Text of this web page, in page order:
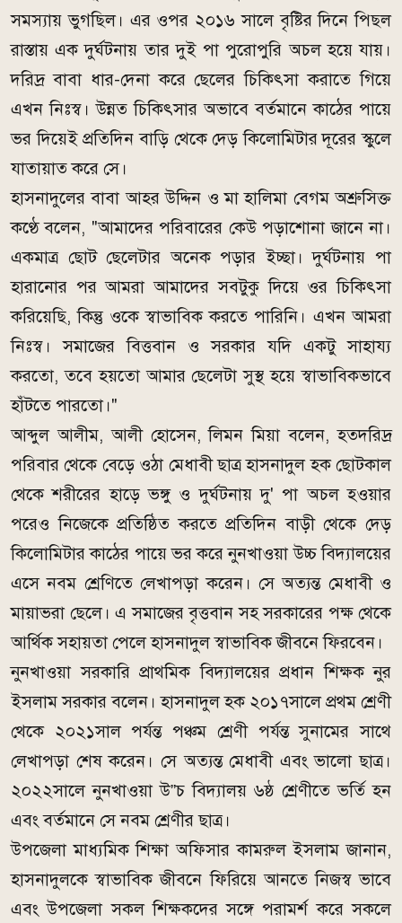
সমস্যায় ভুগছিল। এর ওপর ২০১৬ সালে বৃষ্টির দিনে পিছল
রাস্তায় এক দুর্ঘটনায় তার দুই পা পুরোপুরি অচল হয়ে যায়।
দরিদ্র বাবা ধার-দেনা করে ছেলের চিকিৎসা করাতে গিয়ে
এখন নিঃস্ব। উন্নত চিকিৎসার অভাবে বর্তমানে কাঠের পায়ে
ভর দিয়েই প্রতিদিন বাড়ি থেকে দেড় কিলোমিটার দূরের স্কুলে
যাতায়াত করে সে।
হাসনাদুলের বাবা আহর উদ্দিন ও মা হালিমা বেগম অশ্রুসিক্ত
কণ্ঠে বলেন, "আমাদের পরিবারের কেউ পড়াশোনা জানে না।
একমাত্র ছোট ছেলেটার অনেক পড়ার ইচ্ছা। দুর্ঘটনায় পা
হারানোর পর আমরা আমাদের সবটুকু দিয়ে ওর চিকিৎসা
করিয়েছি, কিন্তু ওকে স্বাভাবিক করতে পারিনি। এখন আমরা
নিঃস্ব। সমাজের বিত্তবান ও সরকার যদি একটু সাহায্য
করতো, তবে হয়তো আমার ছেলেটা সুস্থ হয়ে স্বাভাবিকভাবে
হাঁটতে পারতো।"
আব্দুল আলীম, আলী হোসেন, লিমন মিয়া বলেন, হতদরিদ্র
পরিবার থেকে বেড়ে ওঠা মেধাবী ছাত্র হাসনাদুল হক ছোটকাল
থেকে শরীরের হাড়ে ভঙ্গু ও দুর্ঘটনায় দু' পা অচল হওয়ার
পরেও নিজেকে প্রতিষ্ঠিত করতে প্রতিদিন বাড়ী থেকে দেড়
কিলোমিটার কাঠের পায়ে ভর করে নুনখাওয়া উচ্চ বিদ্যালয়ের
এসে নবম শ্রেণিতে লেখাপড়া করেন। সে অত্যন্ত মেধাবী ও
মায়াভরা ছেলে। এ সমাজের বৃত্তবান সহ সরকারের পক্ষ থেকে
আর্থিক সহায়তা পেলে হাসনাদুল স্বাভাবিক জীবনে ফিরবেন।
নুনখাওয়া সরকারি প্রাথমিক বিদ্যালয়ের প্রধান শিক্ষক নুর
ইসলাম সরকার বলেন। হাসনাদুল হক ২০১৭সালে প্রথম শ্রেণী
থেকে ২০২১সাল পর্যন্ত পঞ্চম শ্রেণী পর্যন্ত সুনামের সাথে
লেখাপড়া শেষ করেন। সে অত্যন্ত মেধাবী এবং ভালো ছাত্র।
২০২২সালে নুনখাওয়া উ”চ বিদ্যালয় ৬ষ্ঠ শ্রেণীতে ভর্তি হন
এবং বর্তমানে সে নবম শ্রেণীর ছাত্র।
উপজেলা মাধ্যমিক শিক্ষা অফিসার কামরুল ইসলাম জানান,
হাসনাদুলকে স্বাভাবিক জীবনে ফিরিয়ে আনতে নিজস্ব ভাবে
এবং উপজেলা সকল শিক্ষকদের সঙ্গে পরামর্শ করে সকলে